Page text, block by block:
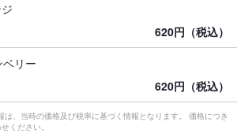
620円（税込）
リー
620円（税込）
、当時の価格及び税率に基づく情報となります。 価格につき
ください。